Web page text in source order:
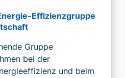
Effizienzgruppe
Gruppe
bei der
und beim